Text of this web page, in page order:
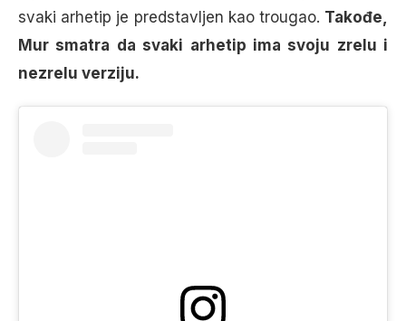
svaki arhetip je predstavljen kao trougao. Takođe,
Mur smatra da svaki arhetip ima svoju zrelu i
nezrelu verziju.